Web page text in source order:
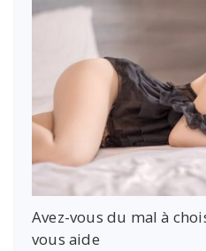
Avez-vous du mal à
vous aide